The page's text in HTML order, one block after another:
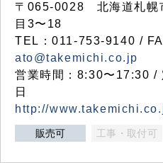
〒065-0028 北海道札幌
目3〜18
TEL：011-753-9140 /
ato@takemichi.co.jp
営業時間：8:30〜17:30 /
日
http://
販売可 工事・取付可